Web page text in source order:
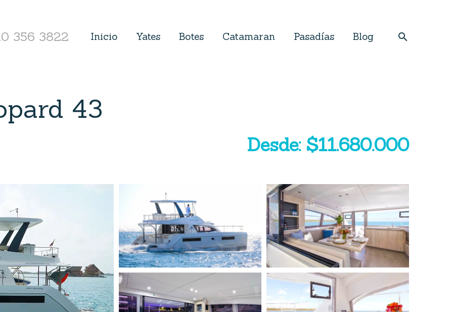
356 3822 Inicio Yates Botes Catamaran Pasadías Blog
43
Desde: $11.680.000